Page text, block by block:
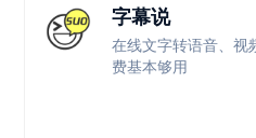
字幕说
在线文字转语音、视
费基本够用